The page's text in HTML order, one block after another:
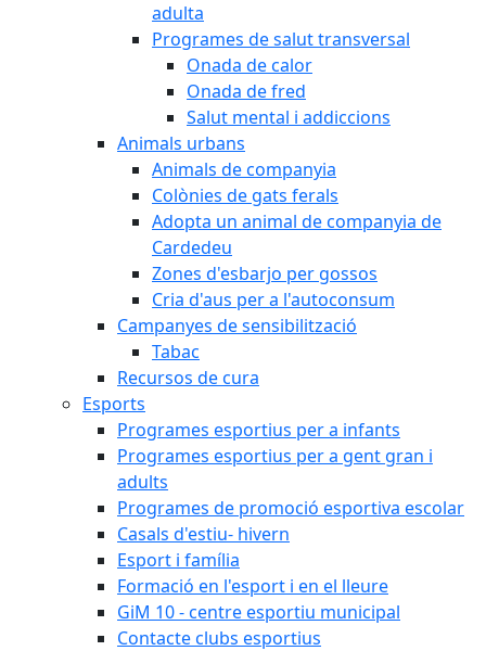
adulta
Programes de salut transversal
Onada de calor
Onada de fred
Salut mental i addiccions
Animals urbans
Animals de companyia
Colònies de gats ferals
Adopta un animal de companyia de
Cardedeu
Zones d'esbarjo per gossos
Cria d'aus per a l'autoconsum
Campanyes de sensibilització
Tabac
Recursos de cura
Esports
Programes esportius per a infants
Programes esportius per a gent gran i
adults
Programes de promoció esportiva escolar
Casals d'estiu- hivern
Esport i família
Formació en l'esport i en el lleure
GiM 10 - centre esportiu municipal
Contacte clubs esportius